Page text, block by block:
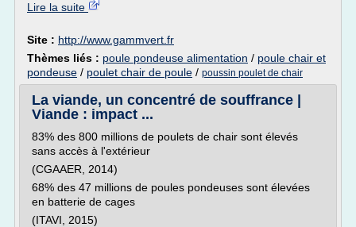
Lire la suite
Site : http://www.gammvert.fr
Thèmes liés : poule pondeuse alimentation / poule chair et
pondeuse / poulet chair de poule / poussin poulet de chair
La viande, un concentré de souffrance |
Viande : impact ...
83% des 800 millions de poulets de chair sont élevés
sans accès à l'extérieur
(CGAAER, 2014)
68% des 47 millions de poules pondeuses sont élevées
en batterie de cages
(ITAVI, 2015)